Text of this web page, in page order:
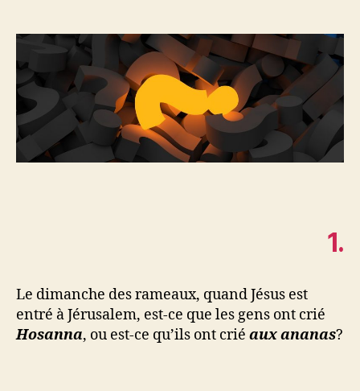
1.
Le dimanche des rameaux, quand Jésus est
entré à Jérusalem, est-ce que les gens ont crié
Hosanna, ou est-ce qu’ils ont crié aux ananas?